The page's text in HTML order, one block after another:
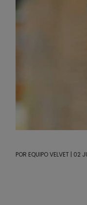
POR EQUIPO VELVET | 02